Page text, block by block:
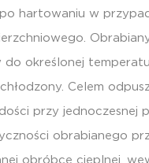
hartowaniu w
określonej
Celem
przy jednoczesnej
obrabianego
obróbce cieplnej,